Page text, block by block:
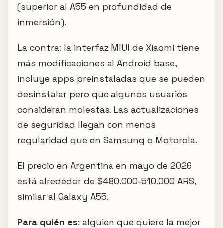
(superior al A55 en profundidad de
inmersión).
La contra: la interfaz MIUI de Xiaomi tiene
más modificaciones al Android base,
incluye apps preinstaladas que se pueden
desinstalar pero que algunos usuarios
consideran molestas. Las actualizaciones
de seguridad llegan con menos
regularidad que en Samsung o Motorola.
El precio en Argentina en mayo de 2026
está alrededor de $480.000-510.000 ARS,
similar al Galaxy A55.
Para quién es: alguien que quiere la mejor